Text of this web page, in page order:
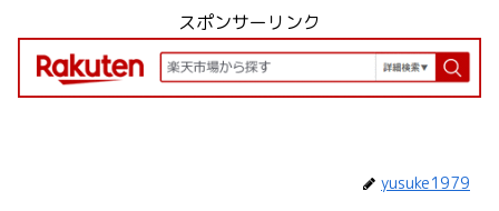
スポンサーリンク
yusuke1979